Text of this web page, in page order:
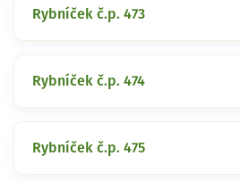
Rybníček č.p. 473
Rybníček č.p. 474
Rybníček č.p. 475